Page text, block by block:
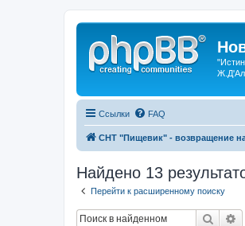
Ссылки FAQ
СНТ "Пищевик" - возвращение
Найдено 13
Перейти к расширенному поиску
Поиск